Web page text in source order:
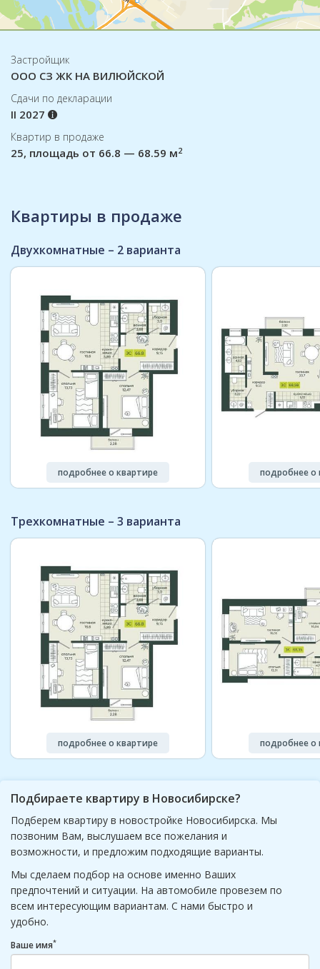
Застройщик
ООО СЗ ЖК НА ВИЛЮЙСКОЙ
Cдачи по декларации
II 2027
Квартир в продаже
25, площадь от 66.8 — 68.59 м2
Квартиры в продаже
Двухкомнатные – 2 варианта
подробнее о квартире подробнее о
Трехкомнатные – 3 варианта
подробнее о квартире подробнее о
Подбираете квартиру в Новосибирске?
Подберем квартиру в новостройке Новосибирска. Мы
позвоним Вам, выслушаем все пожелания и
возможности, и предложим подходящие варианты.
Мы сделаем подбор на основе именно Ваших
предпочтений и ситуации. На автомобиле провезем по
всем интересующим вариантам. С нами быстро и
удобно.
Ваше имя*